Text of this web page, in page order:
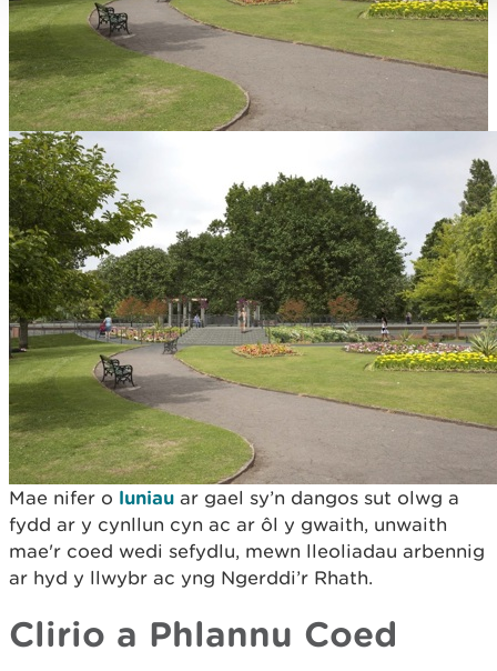
Mae nifer o luniau ar gael sy’n dangos sut olwg a
fydd ar y cynllun cyn ac ar ôl y gwaith, unwaith
mae'r coed wedi sefydlu, mewn lleoliadau arbennig
ar hyd y llwybr ac yng Ngerddi’r Rhath.
Clirio a Phlannu Coed